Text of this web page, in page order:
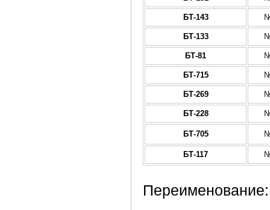
БТ-143
БТ-133
БТ-81
БТ-715
БТ-269
БТ-228
БТ-705
БТ-117